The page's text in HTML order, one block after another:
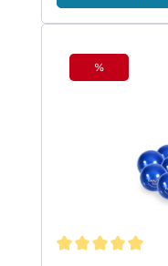
Rabatt
%